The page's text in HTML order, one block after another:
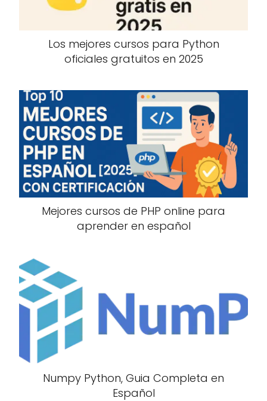
Los mejores cursos para Python
oficiales gratuitos en 2025
Mejores cursos de PHP online para
aprender en español
Numpy Python, Guia Completa en
Español